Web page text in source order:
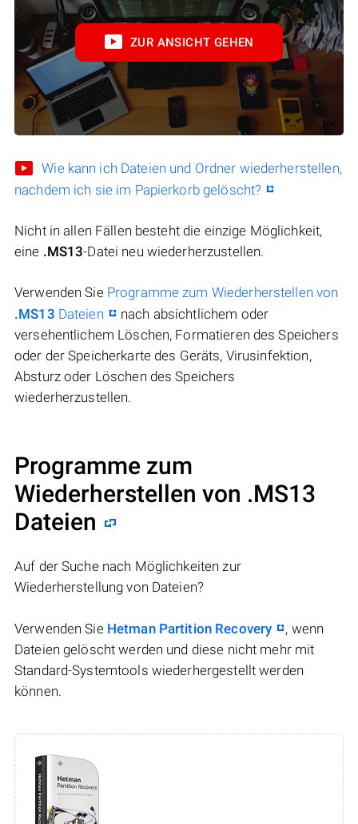
ZUR ANSICHT GEHEN
Wie kann ich Dateien und Ordner wiederherstellen,
nachdem ich sie im Papierkorb gelöscht?
Nicht in allen Fällen besteht die einzige Möglichkeit,
eine .MS13-Datei neu wiederherzustellen.
Verwenden Sie Programme zum Wiederherstellen von
.MS13 Dateien
nach absichtlichem oder
versehentlichem Löschen, Formatieren des Speichers
oder der Speicherkarte des Geräts, Virusinfektion,
Absturz oder Löschen des Speichers
wiederherzustellen.
Programme zum
Wiederherstellen von .MS13
Dateien
Auf der Suche nach Möglichkeiten zur
Wiederherstellung von Dateien?
Verwenden Sie Hetman Partition Recovery
, wenn
Dateien gelöscht werden und diese nicht mehr mit
Standard-Systemtools wiederhergestellt werden
können.